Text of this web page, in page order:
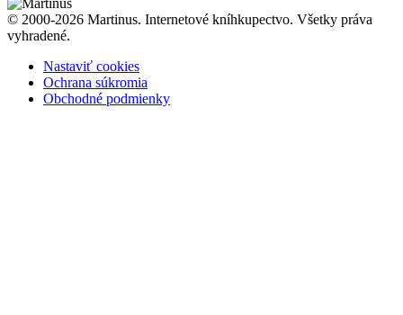
© 2000-2026 Martinus. Internetové kníhkupectvo. Všetky práva
vyhradené.
Nastaviť cookies
Ochrana súkromia
Obchodné podmienky